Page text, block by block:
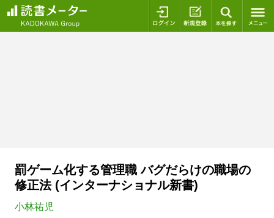
ログイン 新規登録
罰ゲーム化する管理職 バグだらけの職場の
修正法 (インターナショナル新書)
小林祐児